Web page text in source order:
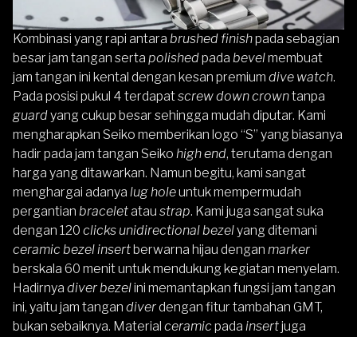
Kombinasi yang rapi antara brushed finishpada sebagian
besar jam tangan serta polishedpada bevelmembuat
jam tangan ini kental dengan kesan premium dive watch.
Pada posisi pukul 4 terdapatscrew down crowntanpa
guardyang cukup besar sehingga mudah diputar. Kami
mengharapkan Seiko memberikan logo “S” yang biasanya
hadir pada jam tangan Seiko high end, terutama dengan
harga yang ditawarkan. Namun begitu, kami sangat
menghargai adanya lug holeuntuk mempermudah
pergantian braceletatau strap. Kami juga sangat suka
dengan 120 clicks unidirectional bezelyang ditemani
ceramic bezel insertberwarna hijau dengan marker
berskala 60 menit untuk mendukung kegiatan menyelam.
Hadirnya diver bezelini memantapkan fungsi jam tangan
ini, yaitu jam tangan diverdengan fitur tambahan GMT,
bukan sebaiknya. Material ceramic pada insertjuga